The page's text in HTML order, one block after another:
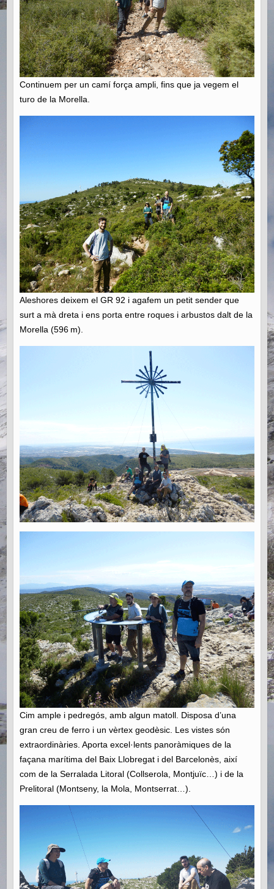
Continuem per un camí força ampli, fins que ja vegem el
turo de la Morella.
Aleshores deixem el GR 92 i agafem un petit sender que
surt a mà dreta i ens porta entre roques i arbustos dalt de la
Morella (596 m).
Cim ample i pedregós, amb algun matoll. Disposa d’una
gran creu de ferro i un vèrtex geodèsic. Les vistes són
extraordinàries. Aporta excel·lents panoràmiques de la
façana marítima del Baix Llobregat i del Barcelonès, així
com de la Serralada Litoral (Collserola, Montjuïc…) i de la
Prelitoral (Montseny, la Mola, Montserrat…).